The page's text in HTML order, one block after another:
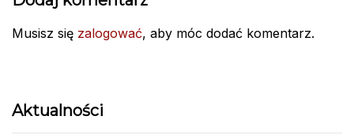
Musisz się zalogować, aby móc dodać komentarz.
Aktualności